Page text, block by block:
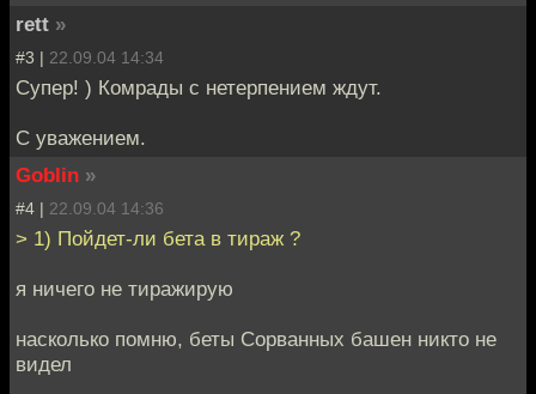
rett »
#3 | 22.09.04 14:34
Супер! ) Комрады с нетерпением ждут.
С уважением.
Goblin »
#4 | 22.09.04 14:36
> 1) Пойдет-ли бета в тираж ?
я ничего не тиражирую
насколько помню, беты Сорванных башен никто не
видел